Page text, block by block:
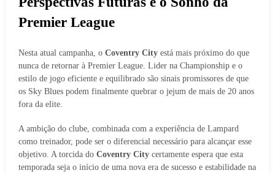
Premier League
Nesta atual campanha, o Coventry City está mais próximo do que
nunca de retornar à Premier League. Lider na Championship e o
estilo de jogo eficiente e equilibrado são sinais promissores de que
os Sky Blues podem finalmente quebrar o jejum de mais de 20 anos
fora da elite.
A ambição do clube, combinada com a experiência de Lampard
como treinador, pode ser o diferencial necessário para alcançar esse
objetivo. A torcida do Coventry City certamente espera que esta
temporada seja o início de uma nova era de sucesso e estabilidade na